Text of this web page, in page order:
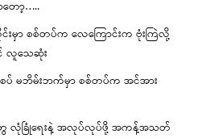
ော့…..
င်းမှာ စစ်တပ်က လေကြောင်းက ဗုံးကြဲလို့
လူသေဆုံး
စပ် မဘိမ်းဘက်မှာ စစ်တပ်က အင်အား
တွေ လုံခြုံရေးနဲ့ အလုပ်လုပ်ဖို့ အကန့်အသတ်